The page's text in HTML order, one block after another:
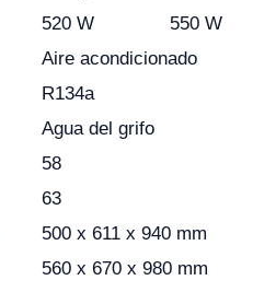
520 W
550 W
Aire acondicionado
R134a
Agua del grifo
58
63
500 x 611 x 940 mm
560 x 670 x 980 mm